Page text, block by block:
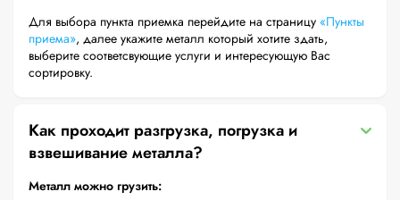
Для выбора пункта приемка перейдите на страницу «Пункты
приема», далее укажите металл который хотите здать,
выберите соответсвующие услуги и интересующую Вас
сортировку.
Как проходит разгрузка, погрузка и
взвешивание металла?
Металл можно грузить: